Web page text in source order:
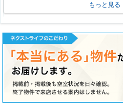
もっと見る